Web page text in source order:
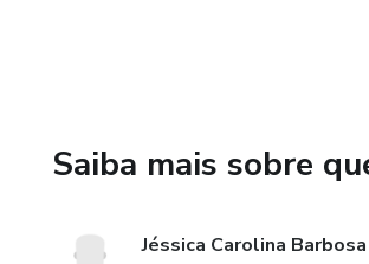
Saiba mais sobre
Jéssica Carolina